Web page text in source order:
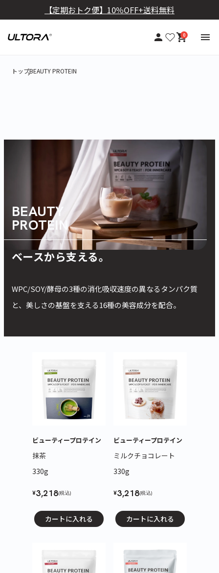
トップBEAUTY PROTEIN
BEAUTY
PROTEIN
美容も栄養も、
ベースから支える。
WPC/SOY/酵母の3種の消化吸収速度の異なるタンパク質
と、美しさの基盤を支える16種の美容成分を配合。
ビューティープロテイン
抹茶
330g
¥3,218(税込)
カートに入れる
ビューティープロテイン
ミルクチョコレート
330g
¥3,218(税込)
カートに入れる
【定期おトク便】10％OFF+送料無料
0